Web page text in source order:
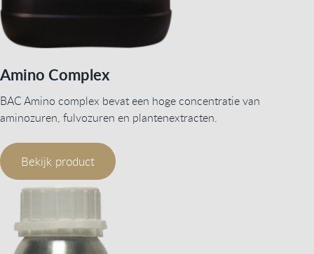
Amino Complex
BAC Amino complex bevat een hoge concentratie van
aminozuren, fulvozuren en plantenextracten.
Bekijk product